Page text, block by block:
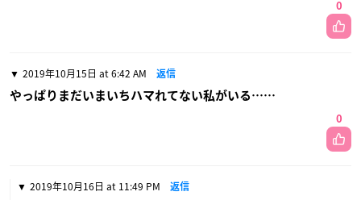
0
2019年10月15日 at 6:42 AM 返信
やっぱりまだいまいちハマれてない私がいる……
0
2019年10月16日 at 11:49 PM 返信